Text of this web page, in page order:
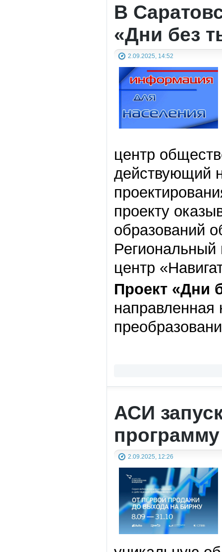
В
«Дни без
2.09.2025, 14:52
центр
действующий
проекту
образований
центр
Проект «Дни
направленная
АСИ
2.09.2025, 12:26